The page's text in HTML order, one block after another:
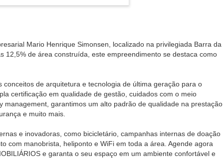
Mario Henrique Simonsen, localizado na privilegiada Barra da
12,5% de área construída, este empreendimento se destaca como
conceitos de arquitetura e tecnologia de última geração para o
certificação em qualidade de gestão, cuidados com o meio
management, garantimos um alto padrão de qualidade na prestação
e muito mais.
e inovadoras, como bicicletário, campanhas internas de doação
com manobrista, heliponto e WiFi em toda a área. Agende agora
e garanta o seu espaço em um ambiente confortável e